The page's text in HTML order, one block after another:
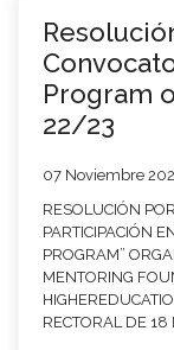
Program
22/23
07 Noviembre
RESOLUCIÓN POR
PARTICIPACIÓN
PROGRAM”
MENTORING
HIGHER
RECTORAL DE